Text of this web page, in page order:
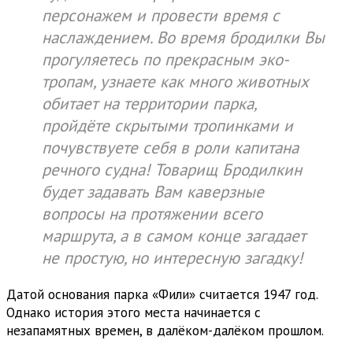
персонажем и провести время с
наслаждением. Во время бродилки Вы
прогуляетесь по прекрасным эко-
тропам, узнаете как много животных
обитает на территории парка,
пройдёте скрытыми тропинками и
почувствуете себя в роли капитана
речного судна! Товарищ Бродилкин
будет задавать Вам каверзные
вопросы на протяжении всего
маршрута, а в самом конце загадает
не простую, но интересную загадку!
Датой основания парка «Фили» считается 1947 год.
Однако история этого места начинается с
незапамятных времен, в далёком-далёком прошлом.